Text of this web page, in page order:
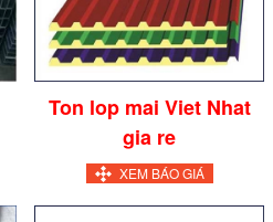
Ton lop mai Viet Nhat
gia re
XEM BÁO GIÁ